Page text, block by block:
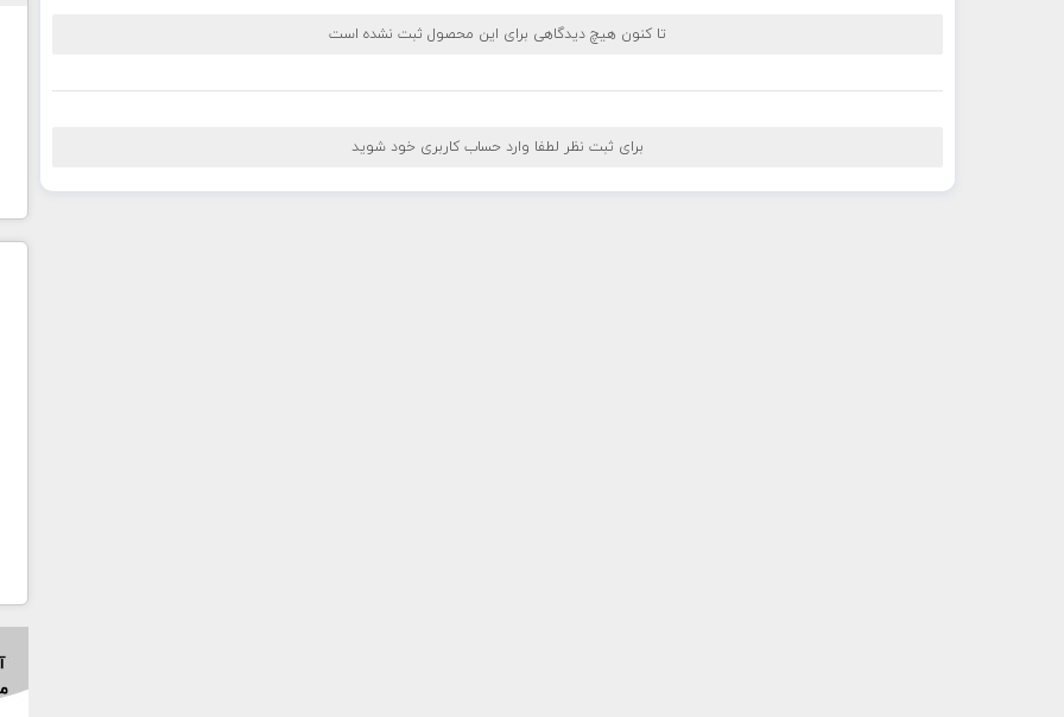
تا کنون هیچ دیدگاهی برای این محصول ثبت نشده است
برای ثبت نظر لطفا وارد حساب کاربری خود شوید